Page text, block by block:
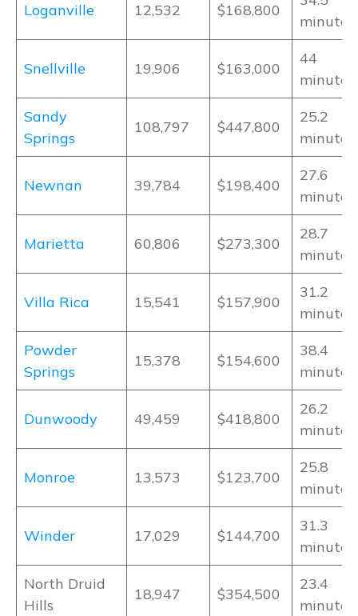
Loganville 12,532 $168,800
minutos
Snellville 19,906 $163,000
44
minutos
Sandy
Springs
108,797 $447,800
25.2
minutos
Newnan 39,784 $198,400
27.6
minutos
Marietta 60,806 $273,300
28.7
minutos
Villa Rica 15,541 $157,900
31.2
minutos
Powder
Springs
15,378 $154,600
38.4
minutos
Dunwoody 49,459 $418,800
26.2
minutos
Monroe 13,573 $123,700
25.8
minutos
Winder 17,029 $144,700
31.3
minutos
North Druid
Hills
18,947 $354,500
23.4
minutos